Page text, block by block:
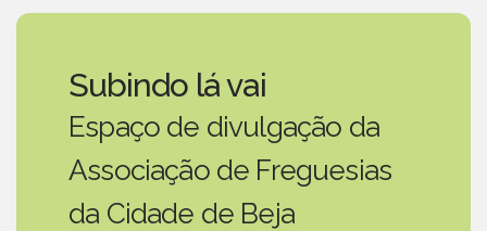
Subindo lá vai
Espaço de divulgação da
Associação de Freguesias
da Cidade de Beja